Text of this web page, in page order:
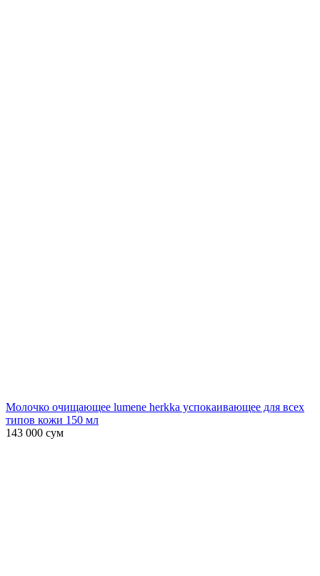
Молочко очищающее lumene herkka успокаивающее для всех
типов кожи 150 мл
143 000 сум